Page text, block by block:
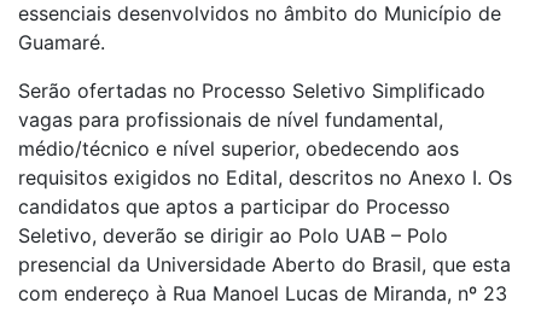
essenciais desenvolvidos no âmbito do Município de
Guamaré.
Serão ofertadas no Processo Seletivo Simplificado
vagas para profissionais de nível fundamental,
médio/técnico e nível superior, obedecendo aos
requisitos exigidos no Edital, descritos no Anexo I. Os
candidatos que aptos a participar do Processo
Seletivo, deverão se dirigir ao Polo UAB – Polo
presencial da Universidade Aberto do Brasil, que esta
com endereço à Rua Manoel Lucas de Miranda, nº 23